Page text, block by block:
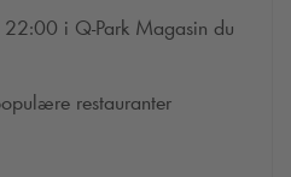
22:00 i Q-Park Magasin du
restauranter